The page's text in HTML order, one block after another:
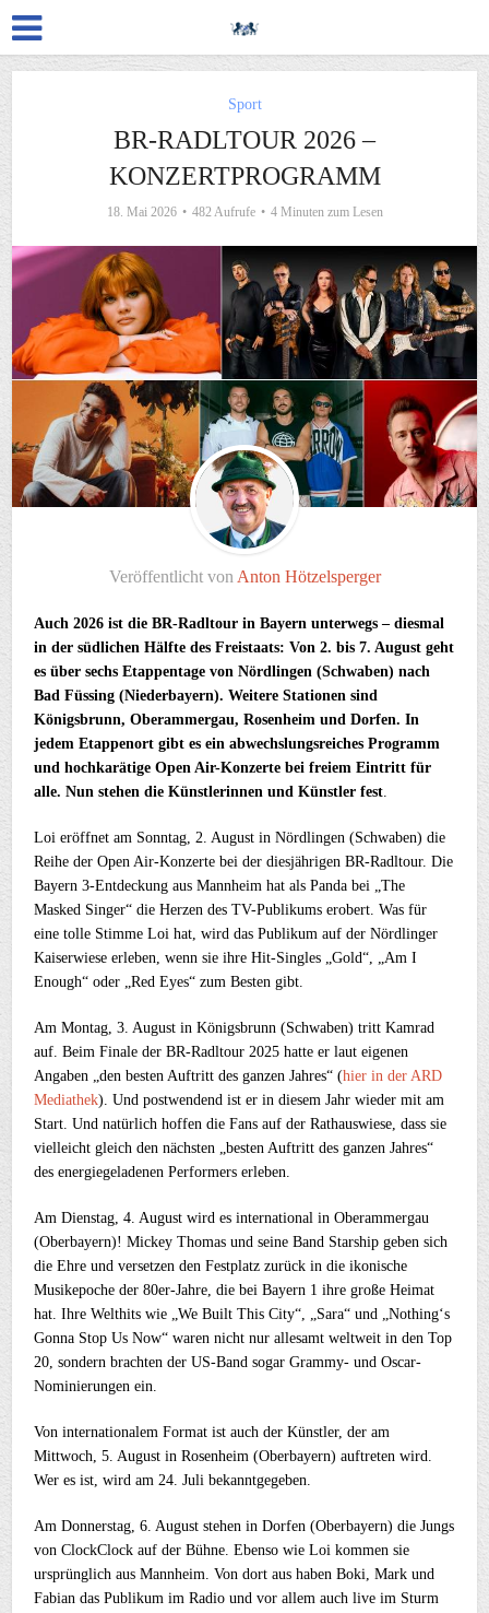
Sport
BR-RADLTOUR 2026 –
KONZERTPROGRAMM
18. Mai 2026 482 Aufrufe 4 Minuten zum Lesen
Veröffentlicht von Anton Hötzelsperger
Auch 2026 ist die BR-Radltour in Bayern unterwegs – diesmal
in der südlichen Hälfte des Freistaats: Von 2. bis 7. August geht
es über sechs Etappentage von Nördlingen (Schwaben) nach
Bad Füssing (Niederbayern). Weitere Stationen sind
Königsbrunn, Oberammergau, Rosenheim und Dorfen. In
jedem Etappenort gibt es ein abwechslungsreiches Programm
und hochkarätige Open Air-Konzerte bei freiem Eintritt für
alle. Nun stehen die Künstlerinnen und Künstler fest.
Loi eröffnet am Sonntag, 2. August in Nördlingen (Schwaben) die
Reihe der Open Air-Konzerte bei der diesjährigen BR-Radltour. Die
Bayern 3-Entdeckung aus Mannheim hat als Panda bei „The
Masked Singer“ die Herzen des TV-Publikums erobert. Was für
eine tolle Stimme Loi hat, wird das Publikum auf der Nördlinger
Kaiserwiese erleben, wenn sie ihre Hit-Singles „Gold“, „Am I
Enough“ oder „Red Eyes“ zum Besten gibt.
Am Montag, 3. August in Königsbrunn (Schwaben) tritt Kamrad
auf. Beim Finale der BR-Radltour 2025 hatte er laut eigenen
Angaben „den besten Auftritt des ganzen Jahres“ (hier in der ARD
Mediathek). Und postwendend ist er in diesem Jahr wieder mit am
Start. Und natürlich hoffen die Fans auf der Rathauswiese, dass sie
vielleicht gleich den nächsten „besten Auftritt des ganzen Jahres“
des energiegeladenen Performers erleben.
Am Dienstag, 4. August wird es international in Oberammergau
(Oberbayern)! Mickey Thomas und seine Band Starship geben sich
die Ehre und versetzen den Festplatz zurück in die ikonische
Musikepoche der 80er-Jahre, die bei Bayern 1 ihre große Heimat
hat. Ihre Welthits wie „We Built This City“, „Sara“ und „Nothing‘s
Gonna Stop Us Now“ waren nicht nur allesamt weltweit in den Top
20, sondern brachten der US-Band sogar Grammy- und Oscar-
Nominierungen ein.
Von internationalem Format ist auch der Künstler, der am
Mittwoch, 5. August in Rosenheim (Oberbayern) auftreten wird.
Wer es ist, wird am 24. Juli bekanntgegeben.
Am Donnerstag, 6. August stehen in Dorfen (Oberbayern) die Jungs
von ClockClock auf der Bühne. Ebenso wie Loi kommen sie
ursprünglich aus Mannheim. Von dort aus haben Boki, Mark und
Fabian das Publikum im Radio und vor allem auch live im Sturm